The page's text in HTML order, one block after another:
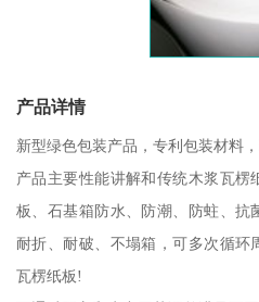
产品详情
新型绿色包装产品，专利包装材料，
产品主要性能讲解和传统木浆瓦楞
板、石基箱防水、防潮、防蛀、抗
耐折、耐破、不塌箱，可多次循环
瓦楞纸板!